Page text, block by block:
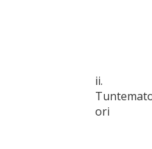
ii.
ori